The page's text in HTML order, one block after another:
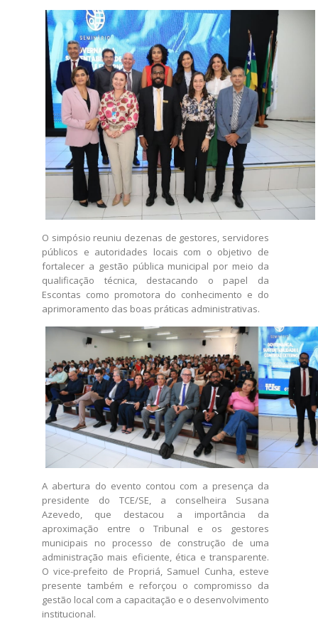
O simpósio reuniu dezenas de gestores, servidores
públicos e autoridades locais com o objetivo de
fortalecer a gestão pública municipal por meio da
qualificação técnica, destacando o papel da
Escontas como promotora do conhecimento e do
aprimoramento das boas práticas administrativas.
A abertura do evento contou com a presença da
presidente do TCE/SE, a conselheira Susana
Azevedo, que destacou a importância da
aproximação entre o Tribunal e os gestores
municipais no processo de construção de uma
administração mais eficiente, ética e transparente.
O vice-prefeito de Propriá, Samuel Cunha, esteve
presente também e reforçou o compromisso da
gestão local com a ca​​pacitação e o desenvolvimento
institucional.